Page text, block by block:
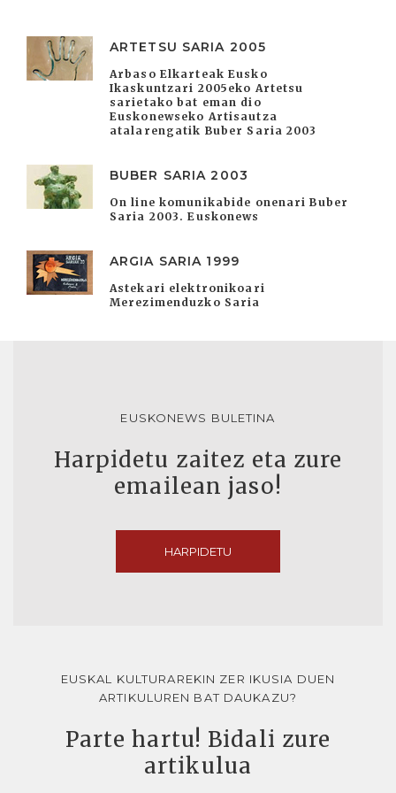
ARTETSU SARIA 2005
Arbaso Elkarteak Eusko
Ikaskuntzari 2005eko Artetsu
sarietako bat eman dio
Euskonewseko Artisautza
atalarengatik Buber Saria 2003
BUBER SARIA 2003
On line komunikabide onenari Buber
Saria 2003. Euskonews
ARGIA SARIA 1999
Astekari elektronikoari
Merezimenduzko Saria
EUSKONEWS BULETINA
Harpidetu zaitez eta zure
emailean jaso!
HARPIDETU
EUSKAL KULTURAREKIN ZER IKUSIA DUEN
ARTIKULUREN BAT DAUKAZU?
Parte hartu! Bidali zure
artikulua